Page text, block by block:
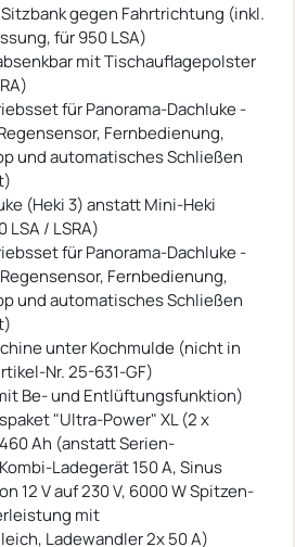
gegen Fahrtrichtung (inkl.
für 950 LSA)
mit Tischauflagepolster
für Panorama-Dachluke -
Fernbedienung,
und automatisches Schließen
(Heki 3) anstatt Mini-Heki
LSA / LSRA)
für Panorama-Dachluke -
Fernbedienung,
und automatisches Schließen
unter Kochmulde (nicht in
Nr. 25-631-GF)
Be- und Entlüftungsfunktion)
"Ultra-Power" XL (2 x
Ah (anstatt Serien-
Ladegerät 150 A, Sinus
12 V auf 230 V, 6000 W Spitzen-
mit
Ladewandler 2x 50 A)